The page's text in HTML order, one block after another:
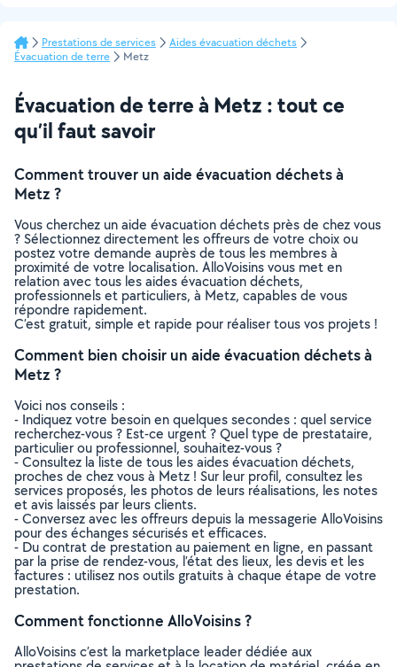
Prestations de services
Aides évacuation déchets
Évacuation de terre
Metz
Évacuation de terre à Metz : tout ce
qu’il faut savoir
Comment trouver un aide évacuation déchets à
Metz ?
Vous cherchez un aide évacuation déchets près de chez vous
? Sélectionnez directement les offreurs de votre choix ou
postez votre demande auprès de tous les membres à
proximité de votre localisation. AlloVoisins vous met en
relation avec tous les aides évacuation déchets,
professionnels et particuliers, à Metz, capables de vous
répondre rapidement.
C’est gratuit, simple et rapide pour réaliser tous vos projets !
Comment bien choisir un aide évacuation déchets à
Metz ?
Voici nos conseils :
- Indiquez votre besoin en quelques secondes : quel service
recherchez-vous ? Est-ce urgent ? Quel type de prestataire,
particulier ou professionnel, souhaitez-vous ?
- Consultez la liste de tous les aides évacuation déchets,
proches de chez vous à Metz ! Sur leur profil, consultez les
services proposés, les photos de leurs réalisations, les notes
et avis laissés par leurs clients.
- Conversez avec les offreurs depuis la messagerie AlloVoisins
pour des échanges sécurisés et efficaces.
- Du contrat de prestation au paiement en ligne, en passant
par la prise de rendez-vous, l’état des lieux, les devis et les
factures : utilisez nos outils gratuits à chaque étape de votre
prestation.
Comment fonctionne AlloVoisins ?
AlloVoisins c’est la marketplace leader dédiée aux